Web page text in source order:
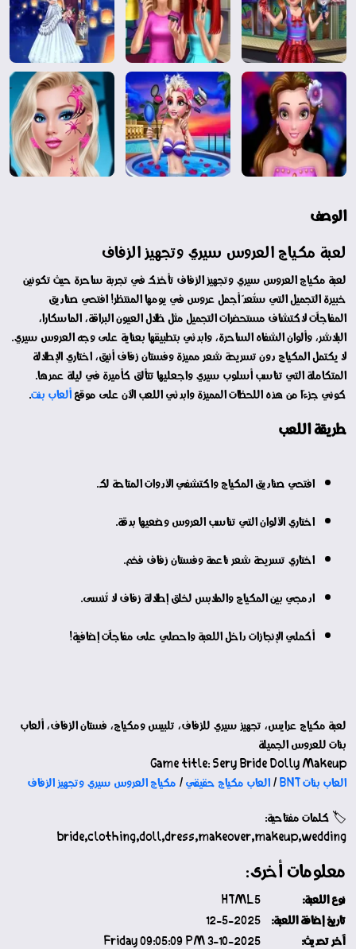
الوصف
لعبة مكياج العروس سيري وتجهيز الزفاف
لعبة مكياج العروس سيري وتجهيز الزفاف تأخذك في تجربة ساحرة حيث تكونين
خبيرة التجميل التي ستُعدّ أجمل عروس في يومها المنتظر! افتحي صناديق
المفاجآت لاكتشاف مستحضرات التجميل مثل ظلال العيون البراقة، الماسكارا،
البلاشر، وألوان الشفاه الساحرة، وابدئي بتطبيقها بعناية على وجه العروس سيري.
لا يكتمل المكياج دون تسريحة شعر مميزة وفستان زفاف أنيق، اختاري الإطلالة
المتكاملة التي تناسب أسلوب سيري واجعليها تتألق كأميرة في ليلة عمرها.
كوني جزءًا من هذه اللحظات المميزة وابدئي اللعب الآن على موقعألعاب بنت.
طريقة اللعب
افتحي صناديق المكياج واكتشفي الأدوات المتاحة لك.
اختاري الألوان التي تناسب العروس وضعيها بدقة.
اختاري تسريحة شعر ناعمة وفستان زفاف فخم.
ادمجي بين المكياج والملابس لخلق إطلالة زفاف لا تُنسى.
أكملي الإنجازات داخل اللعبة واحصلي على مفاجآت إضافية!
لعبة مكياج عرايس، تجهيز سيري للزفاف، تلبيس ومكياج، فستان الزفاف، ألعاب
بنات للعروس الجميلة
Game title: Sery Bride Dolly Makeup
العاب بنات BNT
/العاب مكياج حقيقي/مكياج العروس سيري وتجهيز الزفاف
🏷️ كلمات مفتاحية:
bride,clothing,doll,dress,makeover,makeup,wedding
معلومات أخرى:
نوع اللعبة:
HTML5
تاريخ إضافة اللعبة: 12-5-2025
آخر تحديث:
3-10-2025 Friday 09:05:09 PM